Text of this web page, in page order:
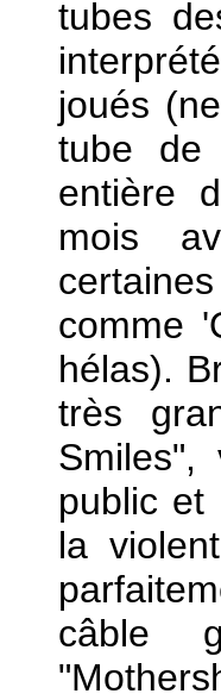
tubes
joués
tube de
entière
mois
comme
hélas).
très
Smiles",
public et
la
câble